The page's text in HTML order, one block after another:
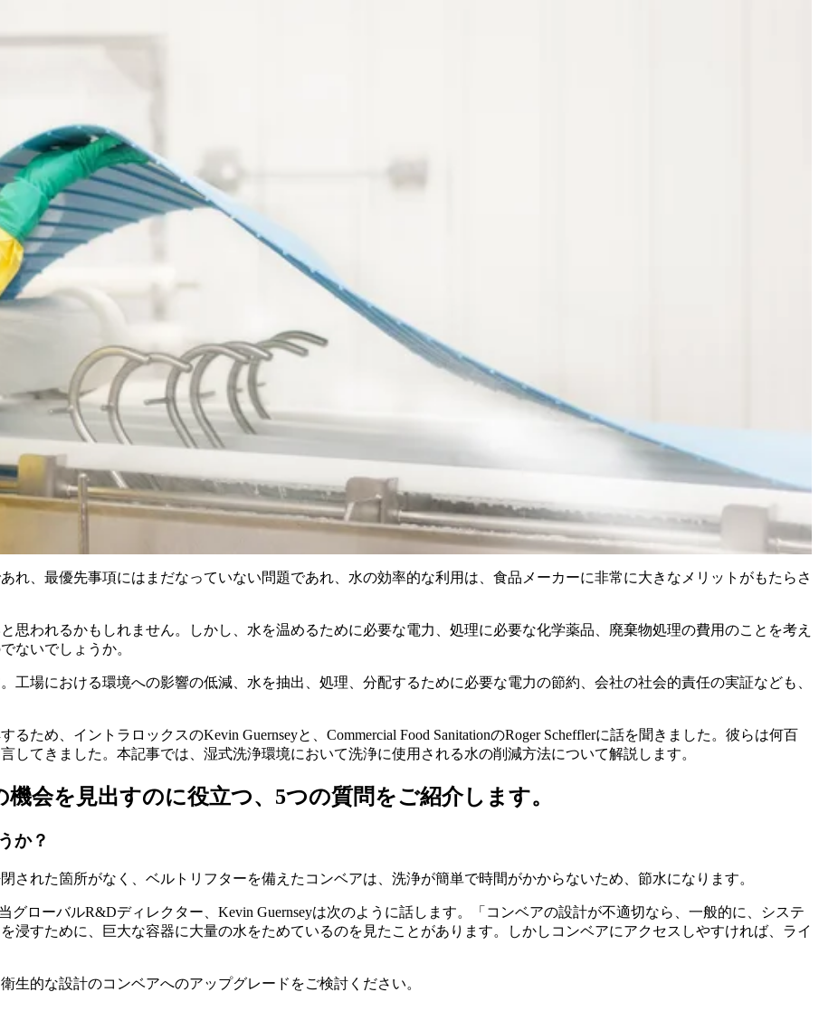
れ、最優先事項にはまだなっていない問題であれ、水の効率的な利用は、食品メーカーに非常に大きなメリットがもたらさ
思われるかもしれません。しかし、水を温めるために必要な電力、処理に必要な化学薬品、廃棄物処理の費用のことを考え
ないでしょうか。
工場における環境への影響の低減、水を抽出、処理、分配するために必要な電力の節約、会社の社会的責任の実証なども、
ため、イントラロックスのKevin Guernseyと、Commercial Food SanitationのRoger Schefflerに話を聞きました。彼らは何百
してきました。本記事では、湿式洗浄環境において洗浄に使用される水の削減方法について解説します。
会を見出すのに役立つ、5つの質問をご紹介します。
か？
された箇所がなく、ベルトリフターを備えたコンベアは、洗浄が簡単で時間がかからないため、節水になります。
グローバルR&Dディレクター、Kevin Guernseyは次のように話します。「コンベアの設計が不適切なら、一般的に、システ
浸すために、巨大な容器に大量の水をためているのを見たことがあります。しかしコンベアにアクセスしやすければ、ライ
的な設計のコンベアへのアップグレードをご検討ください。